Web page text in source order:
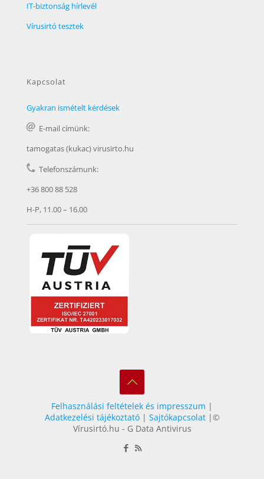
IT-biztonság hírlevél
Vírusirtó tesztek
Kapcsolat
Gyakran ismételt kérdések
E-mail címünk:
tamogatas (kukac) virusirto.hu
Telefonszámunk:
+36 800 88 528
H-P, 11.00 – 16.00
Felhasználási feltételek és impresszum |
Adatkezelési tájékoztató| Sajtókapcsolat|©
Vírusirtó.hu - G Data Antivirus